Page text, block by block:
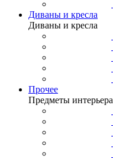
Диваны и кресла
Диваны и кресла
Прочее
Предметы интерьера